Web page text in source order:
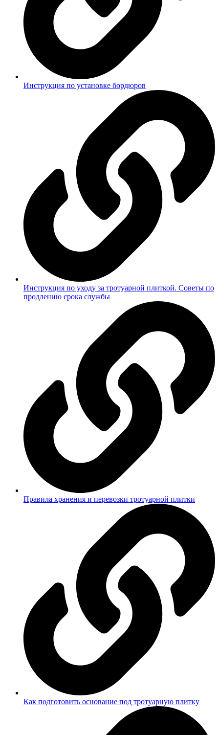
Инструкция по установке бордюров
Инструкция по уходу за тротуарной плиткой. Советы по
продлению срока службы
Правила хранения и перевозки тротуарной плитки
Как подготовить основание под тротуарную плитку